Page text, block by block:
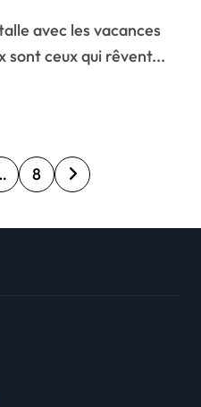
sont ceux qui rêvent...
8